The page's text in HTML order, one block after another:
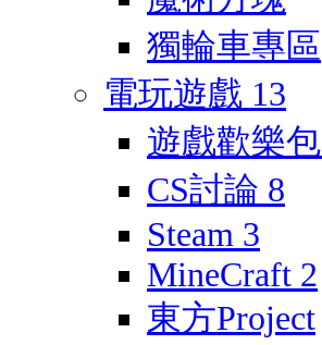
獨輪車專區
電玩遊戲 13
遊戲歡樂包
CS討論 8
Steam 3
MineCraft 2
東方Project